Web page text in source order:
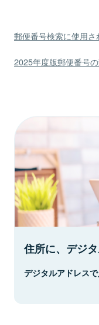
郵便番号検索に使用
2025年度版郵便番号
住所に、デジタ
デジタルアドレス